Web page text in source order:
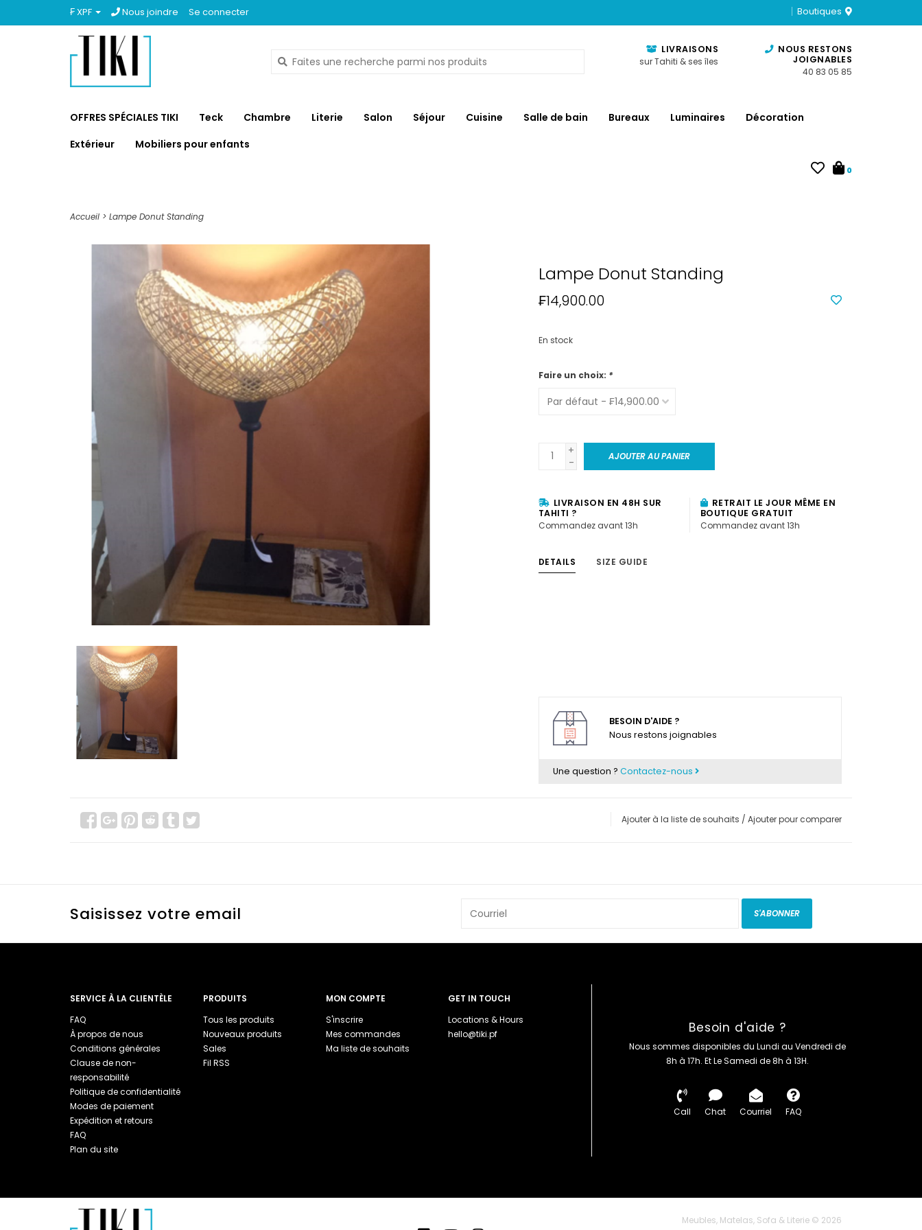
₣ XPF Nous joindre Se connecter Boutiques
LIVRAISONS
sur Tahiti & ses îles
NOUS RESTONS
JOIGNABLES
40 83 05 85
OFFRES SPÉCIALES TIKI Teck Chambre Literie Salon Séjour Cuisine Salle de bain Bureaux Luminaires
Décoration
Extérieur
Mobiliers pour enfants
0
Accueil > Lampe Donut Standing
Lampe Donut Standing
₣14,900.00
En stock
Faire un choix: *
+
-
AJOUTER AU PANIER
LIVRAISON EN 48H SUR
TAHITI ?
Commandez avant 13h
RETRAIT LE JOUR MÊME EN
BOUTIQUE GRATUIT
Commandez avant 13h
DETAILS SIZE GUIDE
BESOIN D'AIDE ?
Nous restons joignables
Une question ? Contactez-nous
Ajouter à la liste de souhaits / Ajouter pour comparer
Saisissez votre email S'ABONNER
SERVICE À LA CLIENTÈLE
FAQ
À propos de nous
Conditions générales
Clause de non-
responsabilité
Politique de confidentialité
Modes de paiement
Expédition et retours
FAQ
Plan du site
PRODUITS
Tous les produits
Nouveaux produits
Sales
Fil RSS
MON COMPTE
S'inscrire
Mes commandes
Ma liste de souhaits
GET IN TOUCH
Locations & Hours
hello@tiki.pf
Besoin d'aide ?
Nous sommes disponibles du Lundi au Vendredi de
8h à 17h. Et Le Samedi de 8h à 13H.
Call Chat Courriel FAQ
Meubles, Matelas, Sofa & Literie © 2026